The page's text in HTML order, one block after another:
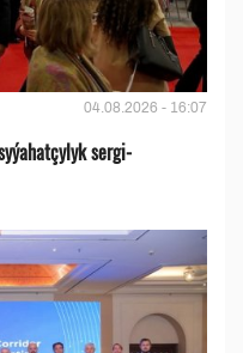
04.08.2026 - 16:07
sergi-